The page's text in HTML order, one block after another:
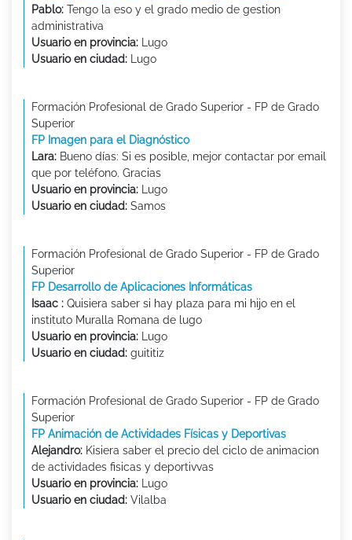
Pablo: Tengo la eso y el grado medio de gestion
administrativa
Usuario en provincia: Lugo
Usuario en ciudad: Lugo
Formación Profesional de Grado Superior - FP de Grado
Superior
FP Imagen para el Diagnóstico
Lara: Bueno días: Si es posible, mejor contactar por email
que por teléfono. Gracias
Usuario en provincia: Lugo
Usuario en ciudad: Samos
Formación Profesional de Grado Superior - FP de Grado
Superior
FP Desarrollo de Aplicaciones Informáticas
Isaac : Quisiera saber si hay plaza para mi hijo en el
instituto Muralla Romana de lugo
Usuario en provincia: Lugo
Usuario en ciudad: guititiz
Formación Profesional de Grado Superior - FP de Grado
Superior
FP Animación de Actividades Físicas y Deportivas
Alejandro: Kisiera saber el precio del ciclo de animacion
de actividades fisicas y deportivvas
Usuario en provincia: Lugo
Usuario en ciudad: Vilalba